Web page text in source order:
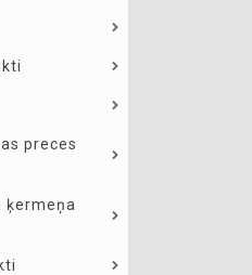
preces
ķermeņa